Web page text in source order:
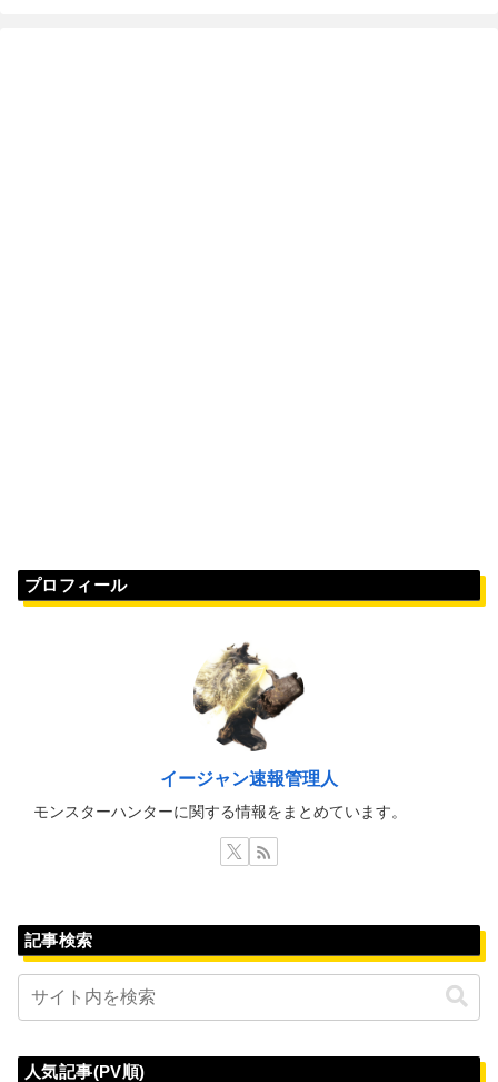
プロフィール
イージャン速報管理人
モンスターハンターに関する情報をまとめています。
記事検索
人気記事(PV順)